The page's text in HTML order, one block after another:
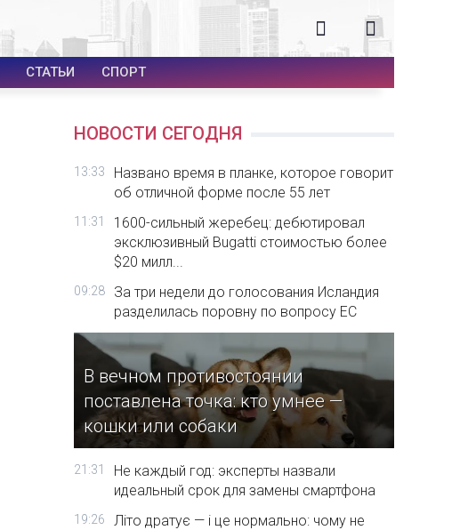
СТАТЬИ СПОРТ
НОВОСТИ СЕГОДНЯ
13:33
Названо время в планке, которое говорит
об отличной форме после 55 лет
11:31
1600-сильный жеребец: дебютировал
эксклюзивный Bugatti стоимостью более
$20 милл...
09:28
За три недели до голосования Исландия
разделилась поровну по вопросу ЕС
В вечном противостоянии
поставлена точка: кто умнее —
кошки или собаки
21:31
Не каждый год: эксперты назвали
идеальный срок для замены смартфона
19:26
Літо дратує — і це нормально: чому не